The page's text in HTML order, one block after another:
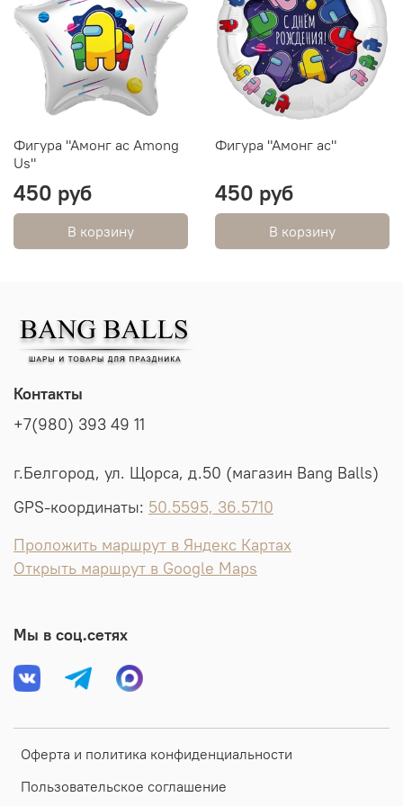
Фигура "Амонг ас Among
Us"
450 руб
В корзину
Фигура "Амонг ас"
450 руб
В корзину
Оферта и политика конфиденциальности
Пользовательское соглашение
Контакты
+7(980) 393 49 11
г.Белгород, ул. Щорса, д.50 (магазин Bang Balls)
GPS-координаты: 50.5595, 36.5710
Проложить маршрут в Яндекс Картах
Открыть маршрут в Google Maps
Мы в соц.сетях